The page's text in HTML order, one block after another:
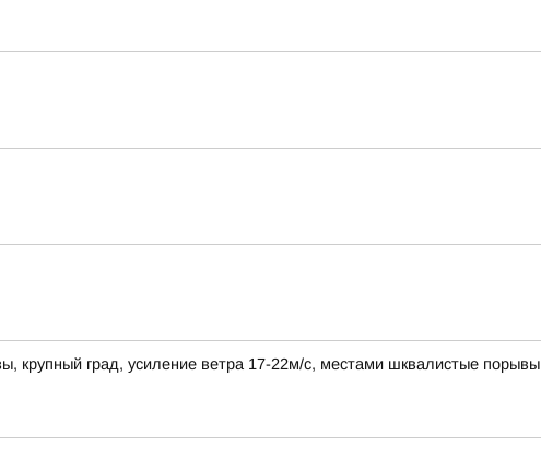
град, усиление ветра 17-22м/с, местами шквалистые